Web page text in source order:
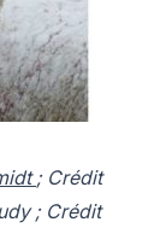
; Crédit
; Crédit